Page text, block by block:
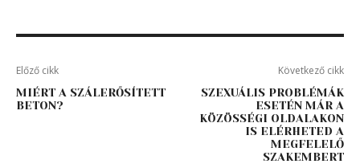
Előző cikk
MIÉRT A SZÁLERŐSÍTETT
BETON?
Következő cikk
SZEXUÁLIS PROBLÉMÁK
ESETÉN MÁR A
KÖZÖSSÉGI OLDALAKON
IS ELÉRHETED A
MEGFELELŐ
SZAKEMBERT